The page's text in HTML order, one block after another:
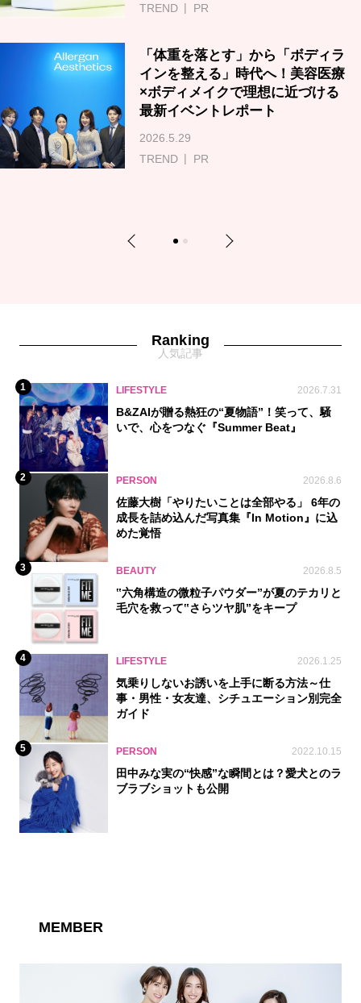
TREND PR
「体重を落とす」から「ボディラ
インを整える」時代へ！美容医療
×ボディメイクで理想に近づける
最新イベントレポート
2026.5.29
TREND
PR
Previous 1 2 Next
Ranking
人気記事
1 LIFESTYLE 2026.7.31
B&ZAIが贈る熱狂の“夏物語”！笑って、騒
いで、心をつなぐ『Summer Beat』
2 PERSON 2026.8.6
佐藤大樹「やりたいことは全部やる」 6年の
成長を詰め込んだ写真集『In Motion』に込
めた覚悟
3 BEAUTY 2026.8.5
‟六角構造の微粒子パウダー”が夏のテカリと
毛穴を救って‟さらツヤ肌”をキープ
4 LIFESTYLE 2026.1.25
気乗りしないお誘いを上手に断る方法～仕
事・男性・女友達、シチュエーション別完全
ガイド
5 PERSON 2022.10.15
田中みな実の“快感”な瞬間とは？愛犬とのラ
ブラブショットも公開
MEMBER